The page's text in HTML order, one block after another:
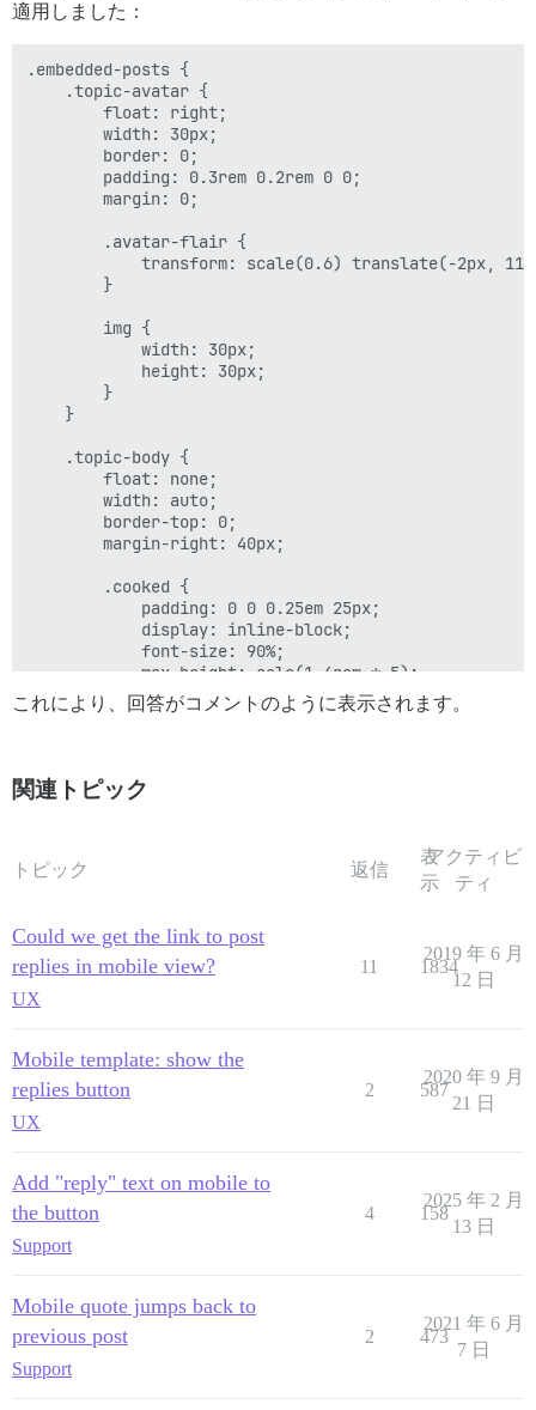
適用しました：
.embedded-posts {
    .topic-avatar {
        float: right;
        width: 30px;
        border: 0;
        padding: 0.3rem 0.2rem 0 0;
        margin: 0;
        .avatar-flair {
transform: scale(0.6) translate(-2px,
        }
        img {
            width: 30px;
            height: 30px;
        }
    }
    .topic-body {
        float: none;
        width: auto;
        border-top: 0;
        margin-right: 40px;
        .cooked {
            padding: 0 0 0.25em 25px;
            display: inline-block;
            font-size: 90%;
            max-height: calc(1.4rem * 5);
            overflow: hidden;
            text-overflow: ellipsis;
                display: none;
            }
                margin: 0;
                img:not(.emoji) {
content:url('data:image/
                    display: inline;
                    padding-left: 2px;
                }
            }
        }
    .topic-meta-data {
        position: relative;
        left: auto;
        margin: 0 0 3px;
        .names {
            padding-left: $topic-body-width-padding;
これにより、回答がコメントのように表示されます。
関連トピック
トピック 返信
表
示
アクティビ
ティ
Could we get the link to post
replies in mobile view?
UX
11 1834
2019 年 6 月
12 日
Mobile template: show the
replies button
UX
2 587
2020 年 9 月
21 日
Add "reply" text on mobile to
the button
Support
4 158
2025 年 2 月
13 日
Mobile quote jumps back to
previous post
Support
2 473
2021 年 6 月
7 日